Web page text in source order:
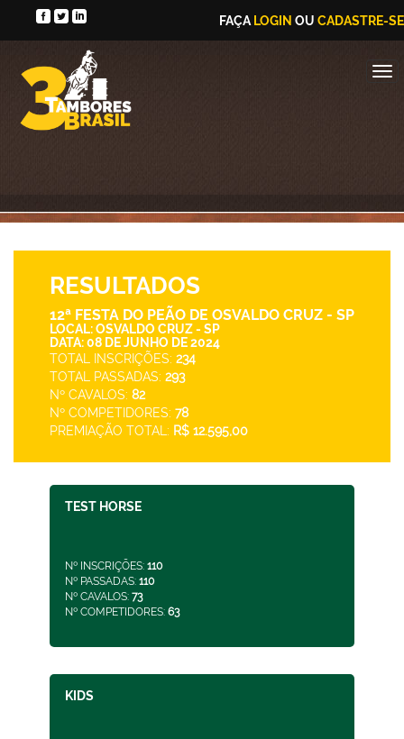
FAÇA LOGIN OU CADASTRE-SE
RESULTADOS
12ª FESTA DO PEÃO DE OSVALDO CRUZ - SP
LOCAL: OSVALDO CRUZ - SP
DATA: 08 DE JUNHO DE 2024
TOTAL INSCRIÇÕES: 234
TOTAL PASSADAS: 293
Nº CAVALOS: 82
Nº COMPETIDORES: 78
PREMIAÇÃO TOTAL: R$ 12.595,00
TEST HORSE
Nº INSCRIÇÕES: 110
Nº PASSADAS: 110
Nº CAVALOS: 73
Nº COMPETIDORES: 63
KIDS